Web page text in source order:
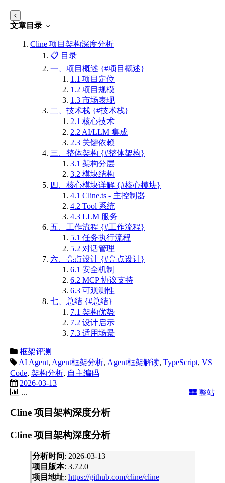
文章目录
Cline 项目架构深度分析
📋 目录
一、项目概述 {#项目概述}
1.1 项目定位
1.2 项目规模
1.3 市场表现
二、技术栈 {#技术栈}
2.1 核心技术
2.2 AI/LLM 集成
2.3 关键依赖
三、整体架构 {#整体架构}
3.1 架构分层
3.2 模块结构
四、核心模块详解 {#核心模块}
4.1 Cline.ts - 主控制器
4.2 Tool 系统
4.3 LLM 服务
五、工作流程 {#工作流程}
5.1 任务执行流程
5.2 对话管理
六、亮点设计 {#亮点设计}
6.1 安全机制
6.2 MCP 协议支持
6.3 可观测性
七、总结 {#总结}
7.1 架构优势
7.2 设计启示
7.3 适用场景
框架评测
AI Agent, Agent框架分析, Agent框架解读, TypeScript, VS
Code, 架构分析, 自主编码
2026-03-13
...
整站
Cline 项目架构深度分析
Cline 项目架构深度分析
分析时间: 2026-03-13
项目版本: 3.72.0
项目地址: https://github.com/cline/cline